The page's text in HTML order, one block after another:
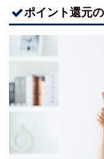
ポイント還元